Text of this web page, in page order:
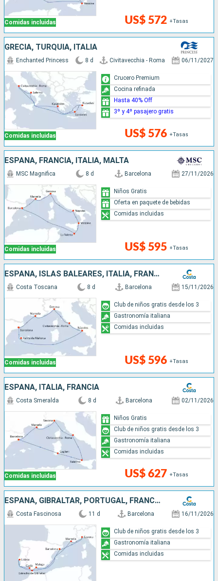
Comidas incluidas US$ 572 +Tasas
GRECIA, TURQUÍA, ITALIA
Comidas incluidas
Enchanted Princess 8 d Civitavecchia - Roma 06/11/2027
US$ 576 +Tasas
Crucero Premium
Cocina refinada
Hasta 40% Off
3º y 4º pasajero gratis
ESPAÑA, FRANCIA, ITALIA, MALTA
Comidas incluidas
MSC Magnifica 8 d Barcelona 27/11/2026
US$ 595 +Tasas
Niños Gratis
Oferta en paquete de bebidas
Comidas incluidas
ESPAÑA, ISLAS BALEARES, ITALIA, FRANCIA
Comidas incluidas
Costa Toscana 8 d Barcelona 15/11/2026
US$ 596 +Tasas
Club de niños gratis desde los 3
Gastronomía italiana
Comidas incluidas
ESPAÑA, ITALIA, FRANCIA
Comidas incluidas
Costa Smeralda 8 d Barcelona 02/11/2026
US$ 627 +Tasas
Niños Gratis
Club de niños gratis desde los 3
Gastronomía italiana
Comidas incluidas
ESPAÑA, GIBRALTAR, PORTUGAL, FRANCIA, ITALIA
Costa Fascinosa 11 d Barcelona 16/11/2026
Club de niños gratis desde los 3
Gastronomía italiana
Comidas incluidas